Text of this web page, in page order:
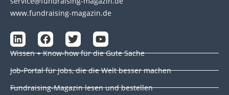
www.fundraising-magazin.de
L
i
n
k
e
d
F
a
c
e
b
o
T
w
i
t
e
Y
o
u
t
u
b
Wissen + Know-how für die Gute Sache
Job-Portal für Jobs, die die Welt besser machen
Fundraising-Magazin lesen und bestellen